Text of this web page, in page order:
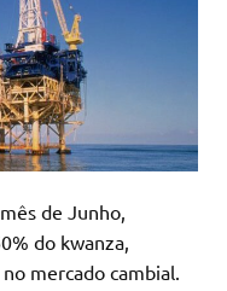
de Junho,
do kwanza,
mercado cambial.